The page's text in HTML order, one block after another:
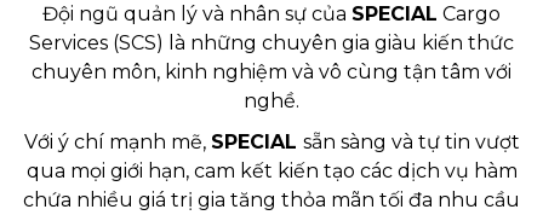
Đội ngũ quản lý và nhân sự của SPECIAL Cargo
Services (SCS) là những chuyên gia giàu kiến thức
chuyên môn, kinh nghiệm và vô cùng tận tâm với
nghề.
Với ý chí mạnh mẽ, SPECIAL sẵn sàng và tự tin vượt
qua mọi giới hạn, cam kết kiến tạo các dịch vụ hàm
chứa nhiều giá trị gia tăng thỏa mãn tối đa nhu cầu